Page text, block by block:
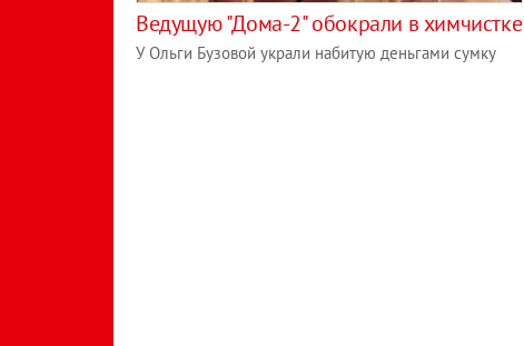
Ведущую "Дома-2" обокрали в химчистке
У Ольги Бузовой украли набитую деньгами сумку